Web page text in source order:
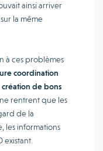
ainsi arriver
la même
à ces problèmes
coordination
création de bons
ne rentrent que les
de la
les informations
existant.